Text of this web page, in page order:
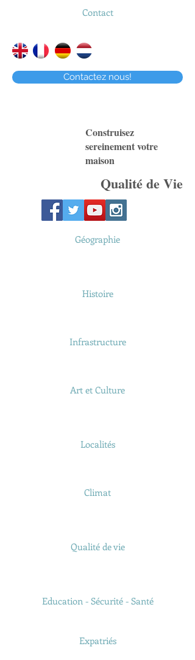
Qualité de Vie
Construisez
sereinement votre
maison
Contactez nous!
Contact
Education - Sécurité - Santé
Expatriés
Infrastructure
Art et Culture
Localités
Climat
Qualité de vie
Géographie
Histoire